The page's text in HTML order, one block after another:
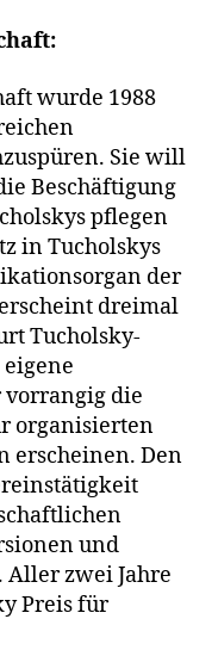
wurde 1988
Sie will
Beschäftigung
pflegen
in Tucholskys
der
dreimal
Tucholsky-
die
organisierten
erscheinen. Den
und
zwei Jahre
Preis für